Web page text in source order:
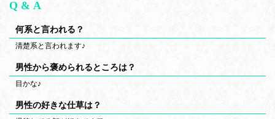
Q & A
何系と言われる？
清楚系と言われます♪
男性から褒められるところは？
目かな♪
男性の好きな仕草は？